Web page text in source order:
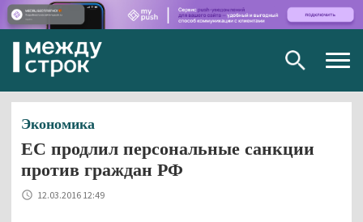
Экономика
ЕС продлил персональные санкции
против граждан РФ
12.03.2016 12:49